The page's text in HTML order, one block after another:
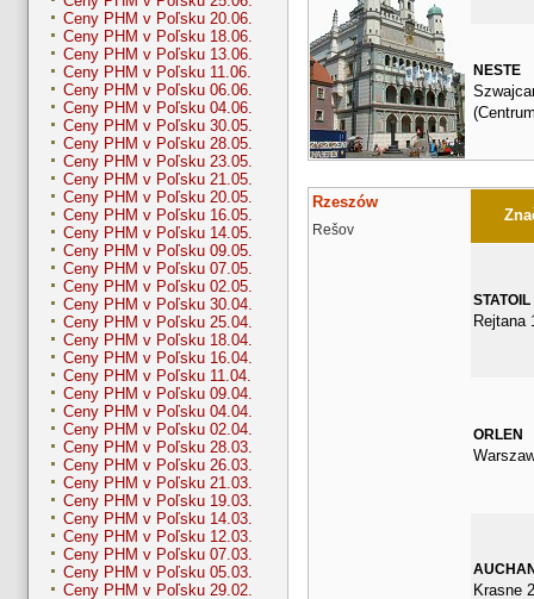
Ceny PHM v Poľsku 20.06.
Ceny PHM v Poľsku 18.06.
Ceny PHM v Poľsku 13.06.
Ceny PHM v Poľsku 11.06.
Ceny PHM v Poľsku 06.06.
Ceny PHM v Poľsku 04.06.
Ceny PHM v Poľsku 30.05.
Ceny PHM v Poľsku 28.05.
Ceny PHM v Poľsku 23.05.
Ceny PHM v Poľsku 21.05.
Ceny PHM v Poľsku 20.05.
Ceny PHM v Poľsku 16.05.
Ceny PHM v Poľsku 14.05.
Ceny PHM v Poľsku 09.05.
Ceny PHM v Poľsku 07.05.
Ceny PHM v Poľsku 02.05.
Ceny PHM v Poľsku 30.04.
Ceny PHM v Poľsku 25.04.
Ceny PHM v Poľsku 18.04.
Ceny PHM v Poľsku 16.04.
Ceny PHM v Poľsku 11.04.
Ceny PHM v Poľsku 09.04.
Ceny PHM v Poľsku 04.04.
Ceny PHM v Poľsku 02.04.
Ceny PHM v Poľsku 28.03.
Ceny PHM v Poľsku 26.03.
Ceny PHM v Poľsku 21.03.
Ceny PHM v Poľsku 19.03.
Ceny PHM v Poľsku 14.03.
Ceny PHM v Poľsku 12.03.
Ceny PHM v Poľsku 07.03.
Ceny PHM v Poľsku 05.03.
Ceny PHM v Poľsku 29.02.
NESTE
Rzeszów
Rešov
STATOIL
Rejtana
ORLEN
Krasne